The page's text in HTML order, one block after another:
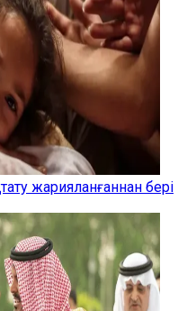
жарияланғаннан бері